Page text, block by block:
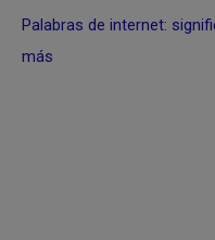
Palabras de internet:
más